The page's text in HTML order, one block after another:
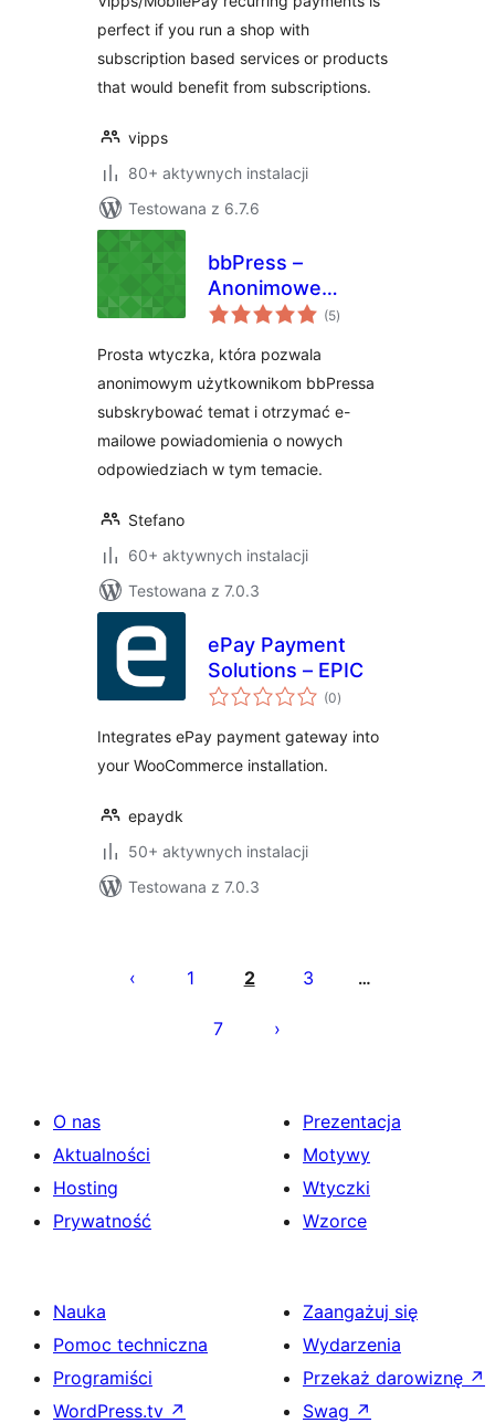
perfect if you run a shop with
subscription based services or products
that would benefit from subscriptions.
vipps
80+ aktywnych instalacji
Testowana z 6.7.6
bbPress –
Anonimowe
Subskrybcje(5wszystkich
ocen
)
Prosta wtyczka, która pozwala
anonimowym użytkownikom bbPressa
subskrybować temat i otrzymać e-
mailowe powiadomienia o nowych
odpowiedziach w tym temacie.
Stefano
60+ aktywnych instalacji
Testowana z 7.0.3
ePay Payment
Solutions – EPIC
(0wszystkich
ocen
)
Integrates ePay payment gateway into
your WooCommerce installation.
epaydk
50+ aktywnych instalacji
Testowana z 7.0.3
wpisów
1 2 3 …
7
O nas
Aktualności
Hosting
Prywatność
Prezentacja
Motywy
Wtyczki
Wzorce
Nauka
Pomoc techniczna
Programiści
WordPress.tv ↗
Zaangażuj się
Wydarzenia
Przekaż darowiznę ↗
Swag ↗